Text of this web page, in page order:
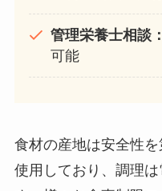
管理栄養士相談：
可能
食材の産地は安全性
使用しており、調理